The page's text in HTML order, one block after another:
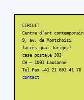
CIRCUIT
Centre d’art contemporain
9, av. de Montchoisi
(accès quai Jurigoz)
case postale 303
CH – 1001 Lausanne
Tel Fax +41 21 601 41 70
contact